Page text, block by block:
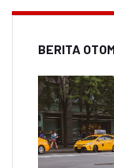
BERITA